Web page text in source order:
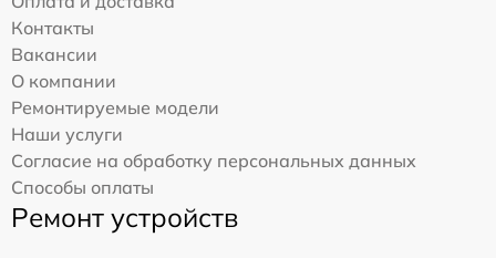
Контакты
Вакансии
О компании
Ремонтируемые модели
Наши услуги
Согласие на обработку персональных данных
Способы оплаты
Ремонт устройств